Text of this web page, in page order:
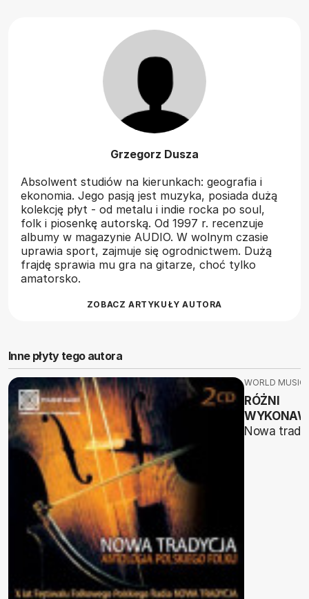
Grzegorz Dusza
Absolwent studiów na kierunkach: geografia i
ekonomia. Jego pasją jest muzyka, posiada dużą
kolekcję płyt - od metalu i indie rocka po soul,
folk i piosenkę autorską. Od 1997 r. recenzuje
albumy w magazynie AUDIO. W wolnym czasie
uprawia sport, zajmuje się ogrodnictwem. Dużą
frajdę sprawia mu gra na gitarze, choć tylko
amatorsko.
ZOBACZ ARTYKUŁY AUTORA
Inne płyty tego autora
WORLD MUSIC
RÓŻNI
Nowa